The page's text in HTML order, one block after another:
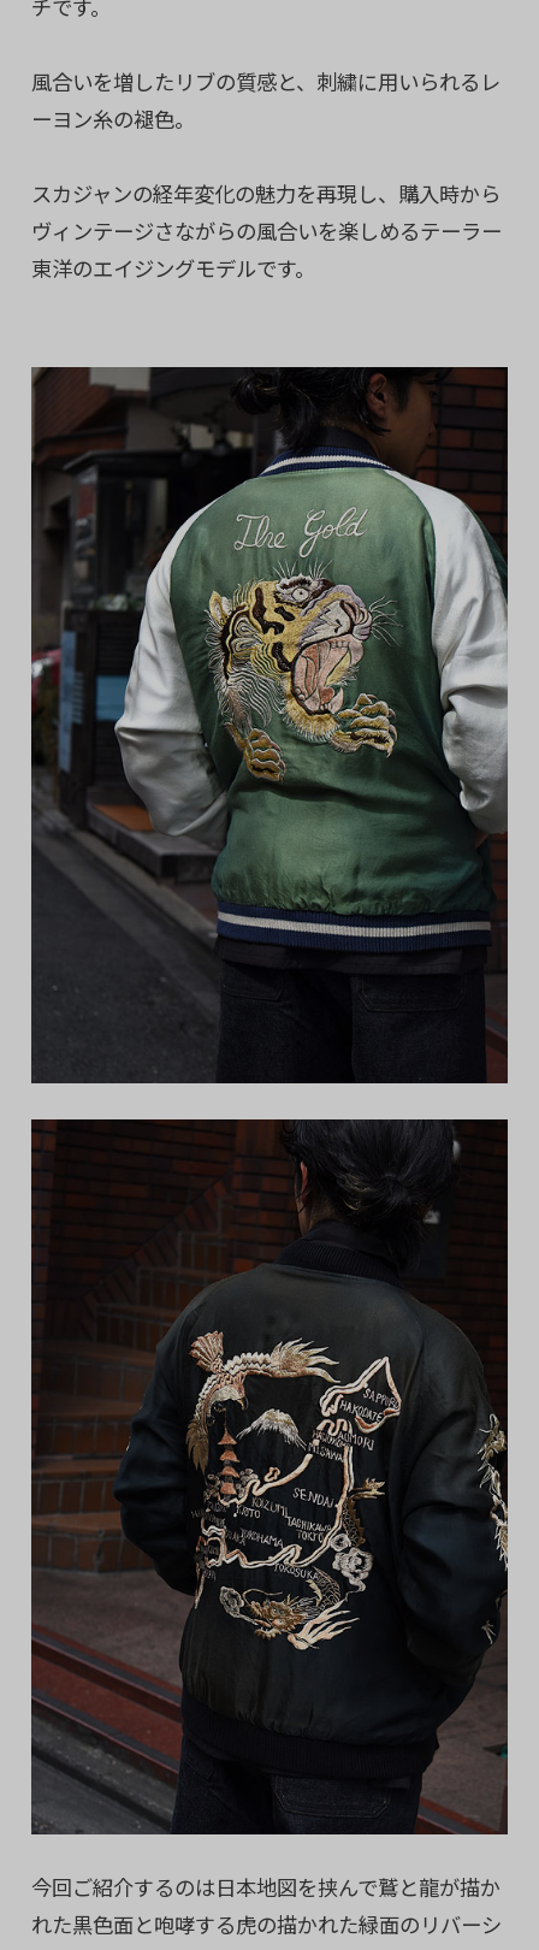
チです。
風合いを増したリブの質感と、刺繍に用いられるレ
ーヨン糸の褪色。
スカジャンの経年変化の魅力を再現し、購入時から
ヴィンテージさながらの風合いを楽しめるテーラー
東洋のエイジングモデルです。
今回ご紹介するのは日本地図を挟んで鷲と龍が描か
れた黒色面と咆哮する虎の描かれた緑面のリバーシ